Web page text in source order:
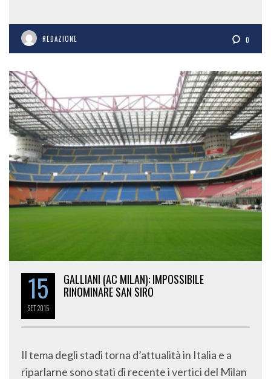
REDAZIONE 0
15
SET2015
GALLIANI (AC MILAN): IMPOSSIBILE
RINOMINARE SAN SIRO
Il tema degli stadi torna d’attualità in Italia e a
riparlarne sono stati di recente i vertici del Milan